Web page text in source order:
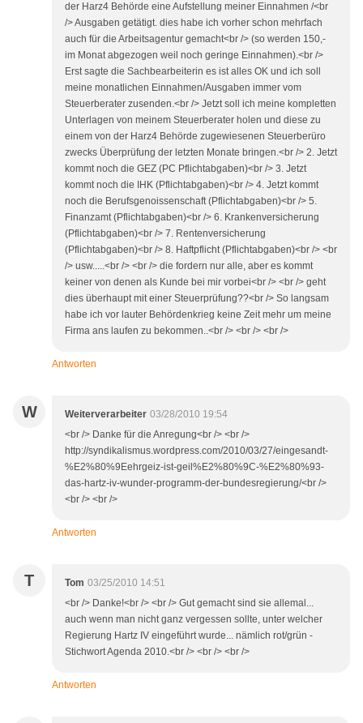
der Harz4 Behörde eine Aufstellung meiner Einnahmen /<br
/> Ausgaben getätigt. dies habe ich vorher schon mehrfach
auch für die Arbeitsagentur gemacht<br /> (so werden 150,-
im Monat abgezogen weil noch geringe Einnahmen).<br />
Erst sagte die Sachbearbeiterin es ist alles OK und ich soll
meine monatlichen Einnahmen/Ausgaben immer vom
Steuerberater zusenden.<br /> Jetzt soll ich meine kompletten
Unterlagen von meinem Steuerberater holen und diese zu
einem von der Harz4 Behörde zugewiesenen Steuerberüro
zwecks Überprüfung der letzten Monate bringen.<br /> 2. Jetzt
kommt noch die GEZ (PC Pflichtabgaben)<br /> 3. Jetzt
kommt noch die IHK (Pflichtabgaben)<br /> 4. Jetzt kommt
noch die Berufsgenoissenschaft (Pflichtabgaben)<br /> 5.
Finanzamt (Pflichtabgaben)<br /> 6. Krankenversicherung
(Pflichtabgaben)<br /> 7. Rentenversicherung
(Pflichtabgaben)<br /> 8. Haftpflicht (Pflichtabgaben)<br /> <br
/> usw.....<br /> <br /> die fordern nur alle, aber es kommt
keiner von denen als Kunde bei mir vorbei<br /> <br /> geht
dies überhaupt mit einer Steuerprüfung??<br /> So langsam
habe ich vor lauter Behördenkrieg keine Zeit mehr um meine
Firma ans laufen zu bekommen..<br /> <br /> <br />
Antworten
W Weiterverarbeiter 03/28/2010 19:54
<br /> Danke für die Anregung<br /> <br />
http://syndikalismus.wordpress.com/2010/03/27/eingesandt-
%E2%80%9Eehrgeiz-ist-geil%E2%80%9C-%E2%80%93-
das-hartz-iv-wunder-programm-der-bundesregierung/<br />
<br /> <br />
Antworten
T Tom 03/25/2010 14:51
<br /> Danke!<br /> <br /> Gut gemacht sind sie allemal...
auch wenn man nicht ganz vergessen sollte, unter welcher
Regierung Hartz IV eingeführt wurde... nämlich rot/grün -
Stichwort Agenda 2010.<br /> <br /> <br />
Antworten